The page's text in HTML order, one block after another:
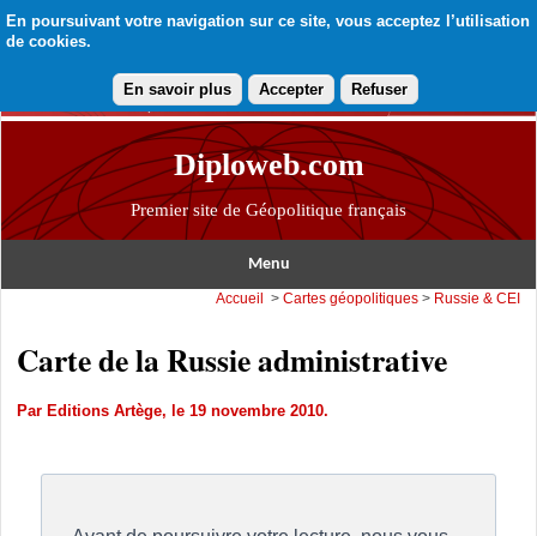
En poursuivant votre navigation sur ce site, vous acceptez l’utilisation
de cookies.
En savoir plus Accepter Refuser
Diploweb.com
Premier site de Géopolitique français
Menu
Accueil >Cartes géopolitiques > Russie & CEI
Carte de la Russie administrative
Par Editions Artège, le 19 novembre 2010.